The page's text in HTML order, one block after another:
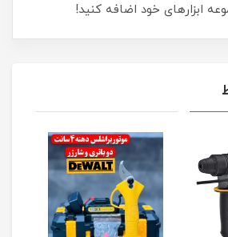
ابزارهای خود اضافه کنید!